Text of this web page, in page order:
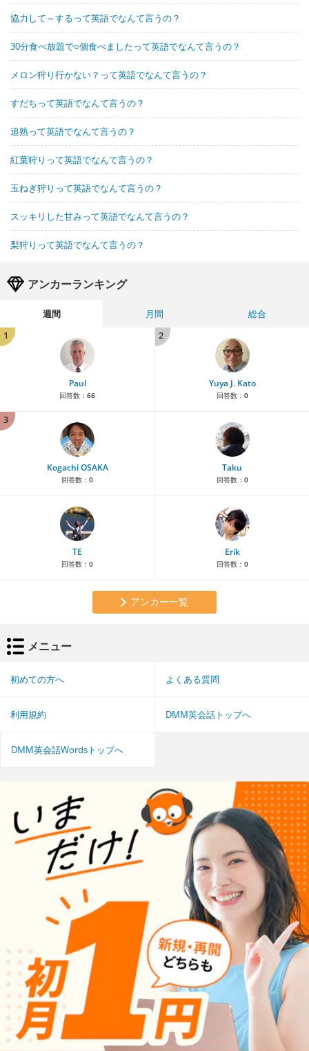
協力して～するって英語でなんて言うの？
30分食べ放題で○個食べましたって英語でなんて言うの？
メロン狩り行かない？って英語でなんて言うの？
すだちって英語でなんて言うの？
追熟って英語でなんて言うの？
紅葉狩りって英語でなんて言うの？
玉ねぎ狩りって英語でなんて言うの？
スッキリした甘みって英語でなんて言うの？
梨狩りって英語でなんて言うの？
アンカーランキング
週間 月間
総合
1
Paul
回答数： 66
2
Yuya J. Kato
回答数： 0
3
Kogachi OSAKA
回答数： 0
Taku
回答数： 0
TE
回答数： 0
Erik
回答数： 0
アンカー一覧
メニュー
初めての方へ よくある質問
利用規約 DMM英会話トップへ
DMM英会話Wordsトップへ